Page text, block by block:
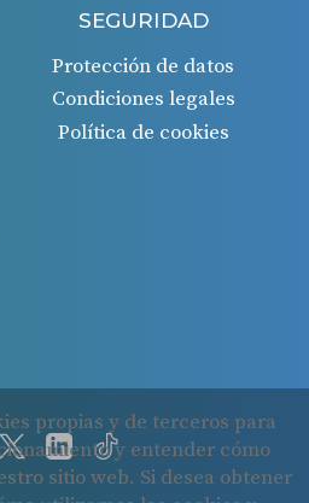
SEGURIDAD
Protección de datos
Condiciones legales
Política de cookies